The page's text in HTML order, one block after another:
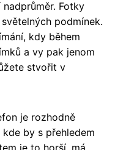
Fotky
podmínek.
kdy během
a vy pak jenom
stvořit v
je rozhodně
by s přehledem
je to horší, má